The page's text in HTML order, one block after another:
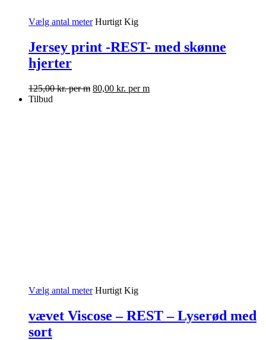
Vælg antal meter Hurtigt Kig
Jersey print -REST- med skønne
hjerter
125,00kr.per m 80,00 kr. per m
Tilbud
Vælg antal meter Hurtigt Kig
vævet Viscose – REST – Lyserød med
sort